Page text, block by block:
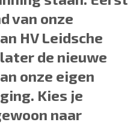
van onze
HV Leidsche
de nieuwe
onze eigen
Kies je
naar